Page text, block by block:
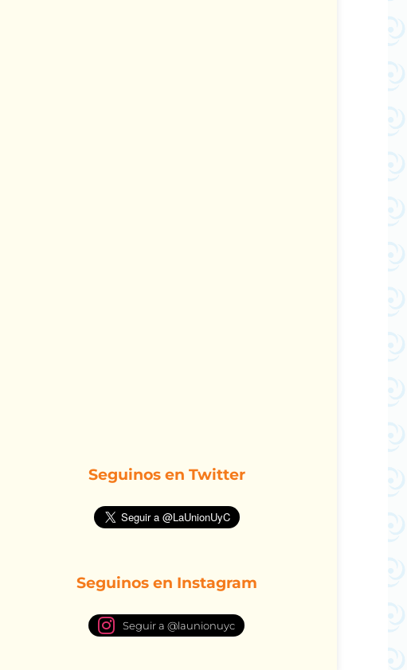
Seguinos en Twitter
Seguinos en Instagram
Seguir a @launionuyc